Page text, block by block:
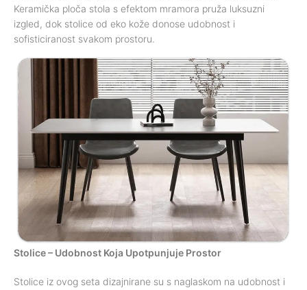
Keramička ploča stola s efektom mramora pruža luksuzni
izgled, dok stolice od eko kože donose udobnost i
sofisticiranost svakom prostoru.
Stolice – Udobnost Koja Upotpunjuje Prostor
Stolice iz ovog seta dizajnirane su s naglaskom na udobnost i